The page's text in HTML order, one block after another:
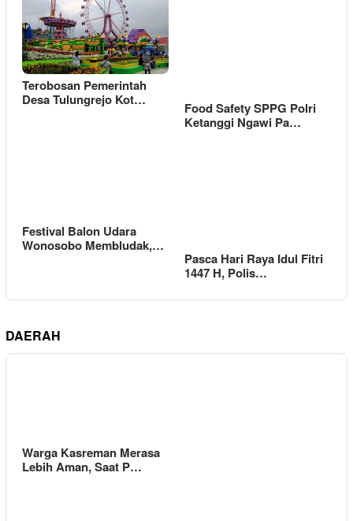
Terobosan Pemerintah
Desa Tulungrejo Kot…
Food Safety SPPG Polri
Ketanggi Ngawi Pa…
Festival Balon Udara
Wonosobo Membludak,…
Pasca Hari Raya Idul Fitri
1447 H, Polis…
DAERAH
Warga Kasreman Merasa
Lebih Aman, Saat P…